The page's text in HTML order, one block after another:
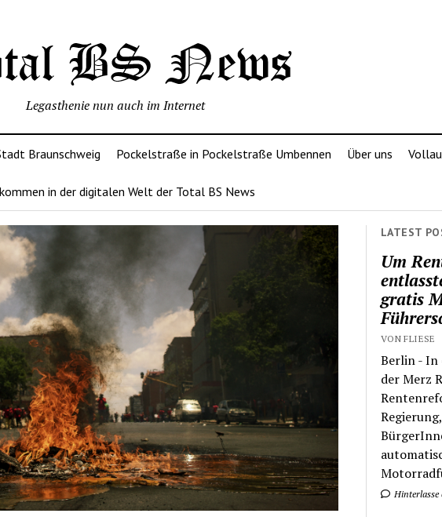
Legasthenie nun auch im Internet
Braunschweig Pockelstraße in Pockelstraße Umbennen Über uns
in der digitalen Welt der Total BS News
LATEST
Um
gratis
VON FLIESE
Berlin - In
der Merz